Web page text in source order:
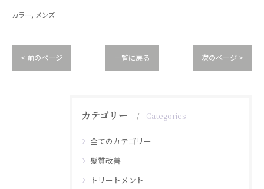
カラー メンズ
< 前のページ 一覧に戻る 次のページ >
カテゴリー Categories
全てのカテゴリー
髪質改善
トリートメント